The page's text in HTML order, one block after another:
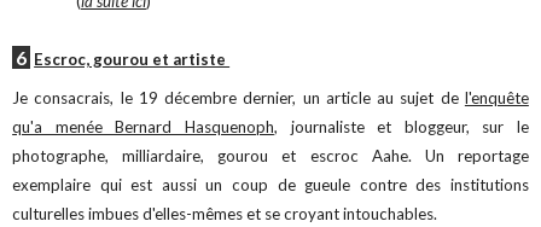
6 Escroc, gourou et artiste
Je consacrais, le 19 décembre dernier, un article au sujet de l'enquête
qu'a menée Bernard Hasquenoph, journaliste et bloggeur, sur le
photographe, milliardaire, gourou et escroc Aahe. Un reportage
exemplaire qui est aussi un coup de gueule contre des institutions
culturelles imbues d'elles-mêmes et se croyant intouchables.